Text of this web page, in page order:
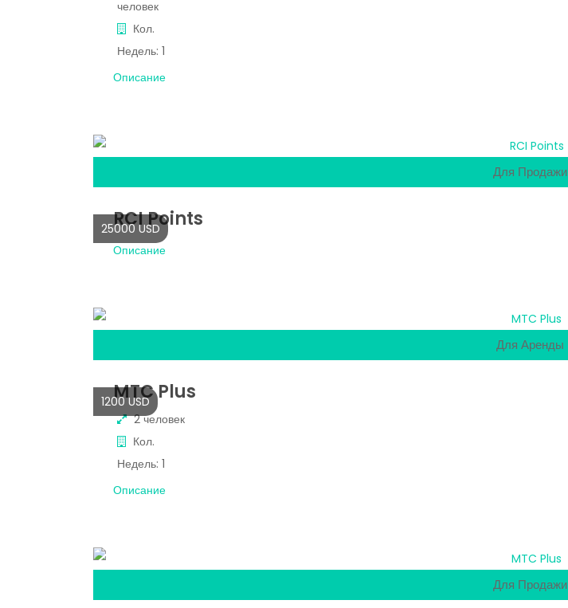
человек
Кол.
Недель: 1
Описание
Для Продажи
RCI Points
25000 USD
Описание
Для Аренды
MTC Plus
2 человек
Кол.
Недель: 1
1200 USD
Описание
Для Продажи